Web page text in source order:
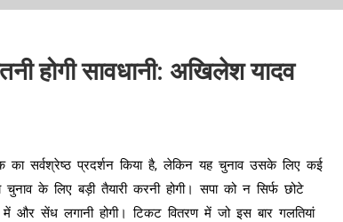
होगी सावधानी: अखिलेश यादव
का सर्वश्रेष्ठ प्रदर्शन किया है, लेकिन यह चुनाव उसके लिए कई
के लिए बड़ी तैयारी करनी होगी। सपा को न सिर्फ छोटे
और सेंध लगानी होगी। टिकट वितरण में जो इस बार गलतियां